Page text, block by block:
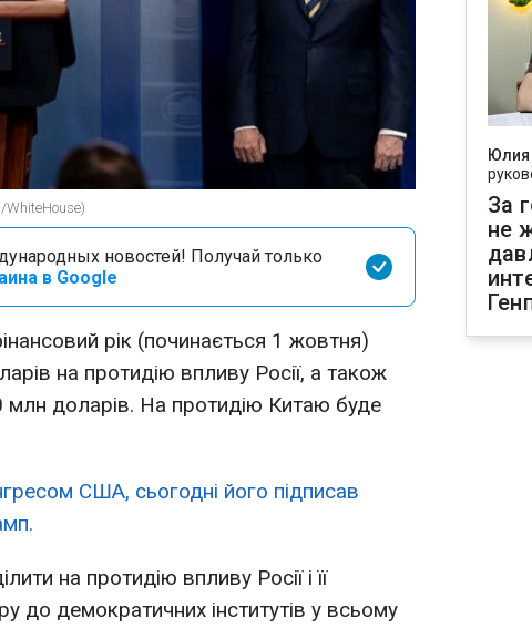
новостей! Получай только
в Google
рік (починається 1 жовтня)
на протидію впливу Росії, а також
млн доларів. На протидію Китаю буде
США, сьогодні його підписав
на протидію впливу Росії і її
до демократичних інститутів у всьому
Юлия
За
не